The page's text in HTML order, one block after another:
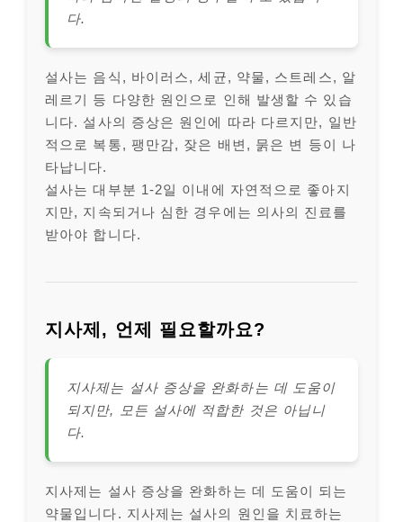
다.
설사는 음식, 바이러스, 세균, 약물, 스트레스, 알
레르기 등 다양한 원인으로 인해 발생할 수 있습
니다. 설사의 증상은 원인에 따라 다르지만, 일반
적으로 복통, 팽만감, 잦은 배변, 묽은 변 등이 나
타납니다.
설사는 대부분 1-2일 이내에 자연적으로 좋아지
지만, 지속되거나 심한 경우에는 의사의 진료를
받아야 합니다.
지사제, 언제 필요할까요?
지사제는 설사 증상을 완화하는 데 도움이
되지만, 모든 설사에 적합한 것은 아닙니
다.
지사제는 설사 증상을 완화하는 데 도움이 되는
약물입니다. 지사제는 설사의 원인을 치료하는